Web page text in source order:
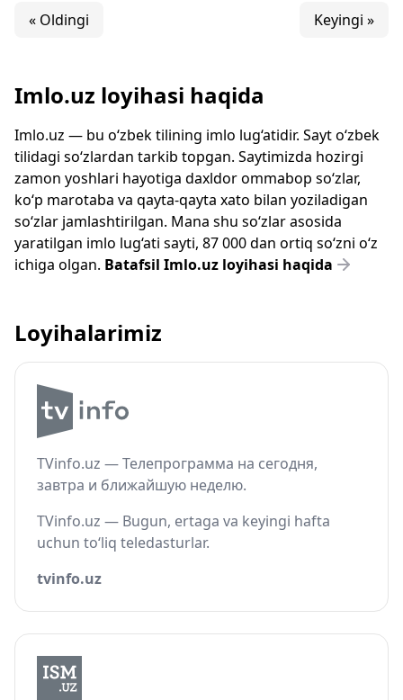
« Oldingi Keyingi »
Imlo.uz loyihasi haqida
Imlo.uz — bu o‘zbek tilining imlo lug‘atidir. Sayt o‘zbek
tilidagi so‘zlardan tarkib topgan. Saytimizda hozirgi
zamon yoshlari hayotiga daxldor ommabop so‘zlar,
ko‘p marotaba va qayta-qayta xato bilan yoziladigan
so‘zlar jamlashtirilgan. Mana shu so‘zlar asosida
yaratilgan imlo lug‘ati sayti, 87 000 dan ortiq so‘zni o‘z
ichiga olgan. Batafsil Imlo.uz loyihasi haqida
Loyihalarimiz
TVinfo.uz — Телепрограмма на сегодня,
завтра и ближайшую неделю.
TVinfo.uz — Bugun, ertaga va keyingi hafta
uchun to‘liq teledasturlar.
tvinfo.uz